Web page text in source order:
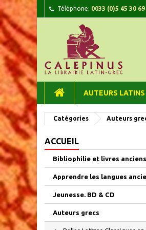
Téléphone: 0033 (0)5 45 30 69
AUTEURS LATINS
Catégories Auteurs
ACCUEIL
Bibliophilie et livres anciens
Apprendre les langues
Jeunesse. BD & CD
Auteurs grecs